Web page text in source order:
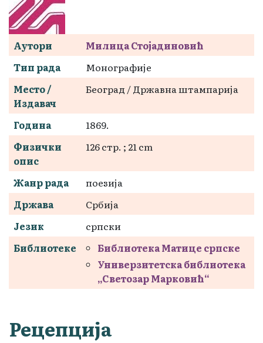
Аутори
Милица Стојадиновић
Тип рада
Монографије
Место /
Издавач
Београд / Државна штампарија
Година
1869.
Физички
опис
126 стр. ; 21 cm
Жанр рада
поезија
Држава
Србија
Језик
српски
Библиотеке
Библиотека Матице српске
Универзитетска библиотека
„Светозар Марковић“
Рецепција